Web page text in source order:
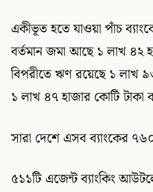
একীভূত হতে যাওয়া পাঁচ
বর্তমান জমা আছে ১ লাখ ৪২
বিপরীতে ঋণ রয়েছে ১ লাখ
১ লাখ ৪৭ হাজার কোটি
সারা দেশে এসব ব্যাংকের
৫১১টি এজেন্ট ব্যাংকিং